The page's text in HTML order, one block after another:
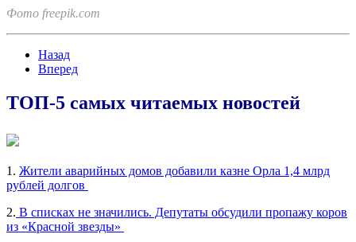
Фото freepik.com
Назад
Вперед
ТОП-5 самых читаемых новостей
1. Жители аварийных домов добавили казне Орла 1,4 млрд
рублей долгов
2. В списках не значились. Депутаты обсудили пропажу коров
из «Красной звезды»